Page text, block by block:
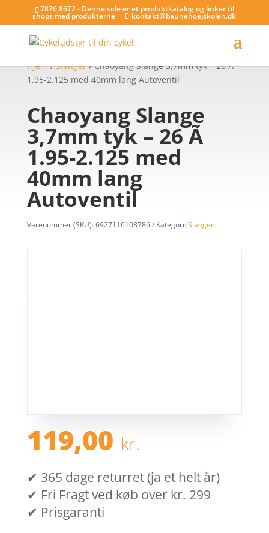
7876 8672 - Denne side er et produktkatalog og linker til
shops med produkterne kontakt@baunehoejskolen.dk
Hjem/Slanger/ Chaoyang Slange 3,7mm tyk – 26 Ã
1.95-2.125 med 40mm lang Autoventil
Chaoyang Slange
3,7mm tyk – 26 Ã
1.95-2.125 med
40mm lang
Autoventil
Varenummer (SKU):6927116108786 Kategori:Slanger
119,00 kr.
✔ 365 dage returret (ja et helt år)
✔ Fri Fragt ved køb over kr. 299
✔ Prisgaranti